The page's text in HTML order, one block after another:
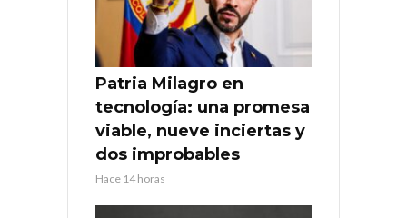
Patria Milagro en
tecnología: una promesa
viable, nueve inciertas y
dos improbables
Hace 14 horas